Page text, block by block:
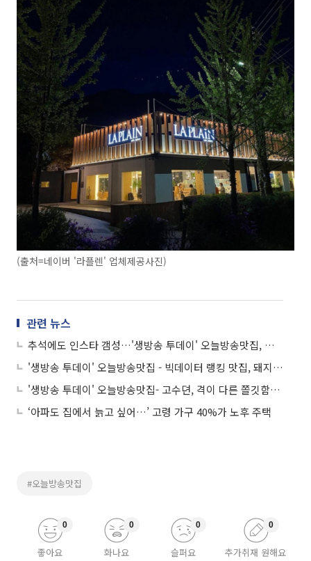
(출처=네이버 '라플렌' 업체제공사진)
관련 뉴스
추석에도 인스타 갬성…'생방송 투데이' 오늘방송맛집, 빵플레이스 5선
'생방송 투데이' 오늘방송맛집 - 빅데이터 랭킹 맛집, 돼지갈비찜 맛집 '나○○'…수도권 최고의 돼지갈비찜 TOP 5
'생방송 투데이' 오늘방송맛집- 고수뎐, 격이 다른 쫄깃함! 몽돌 갯벌 장어구이 맛집 '부○○○'의 비결은?
‘아파도 집에서 늙고 싶어…’ 고령 가구 40%가 노후 주택
#오늘방송맛집
좋아요
0
화나요
0
슬퍼요
0
추가취재 원해요
0